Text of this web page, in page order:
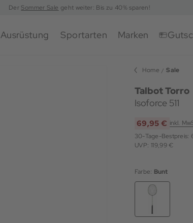
DerSommer Sale geht weiter: Bis zu 40% sparen!
Ausrüstung Sportarten Marken
Home Sale
Talbot Torro
Isoforce 511
69,95 € inkl.
30-Tage-Bestpreis:
UVP: 119,99 €
Farbe: Bunt